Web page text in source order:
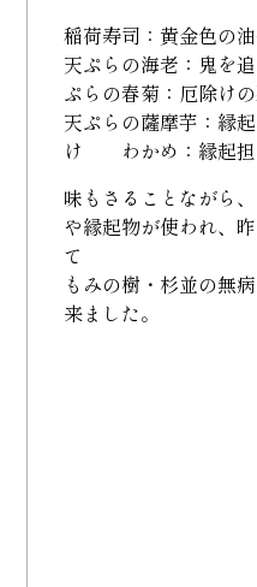
稲荷寿司：黄金色の
天ぷらの海老：鬼
ぷらの春菊：厄除け
天ぷらの薩摩芋：
け わかめ：縁起担
味もさることながら
や縁起物が使われ、
て
もみの樹・杉並の無
来ました。